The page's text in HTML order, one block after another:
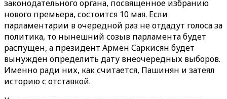
законодательного органа, посвященное избранию
нового премьера, состоится 10 мая. Если
парламентарии в очередной раз не отдадут голоса за
политика, то нынешний созыв парламента будет
распущен, а президент Армен Саркисян будет
вынужден определить дату внеочередных выборов.
Именно ради них, как считается, Пашинян и затеял
историю с отставкой.